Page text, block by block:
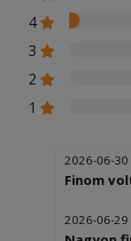
4
3
2
1
2026-06-30
Finom
2026-06-29